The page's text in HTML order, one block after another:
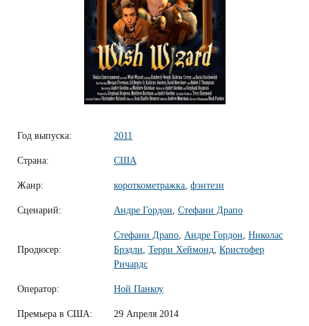
Год выпуска: 2011
Страна: США
Жанр: короткометражка фэнтези
Сценарий: Андре Гордон Стефани Драпо
Продюсер:
Стефани Драпо Андре Гордон Николас
Брэдли Терри Хеймонд Кристофер
Ричардс
Оператор: Ной Панкоу
Премьера в США: 29 Апреля 2014